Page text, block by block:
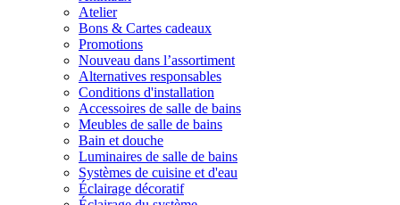
Atelier
Bons & Cartes cadeaux
Promotions
Nouveau dans l’assortiment
Alternatives responsables
Conditions d'installation
Accessoires de salle de bains
Meubles de salle de bains
Bain et douche
Luminaires de salle de bains
Systèmes de cuisine et d'eau
Éclairage décoratif